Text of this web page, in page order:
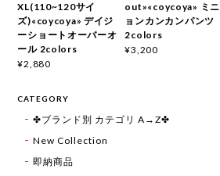
XL(110~120サイ
ズ)«coycoya» デイジ
ーショートオーバーオ
ール 2colors
¥2,880
out»«coycoya» ミニ
ョンカンカンパンツ
2colors
¥3,200
CATEGORY
✤ブランド別 カテゴリ A→Z✤
New Collection
即納商品